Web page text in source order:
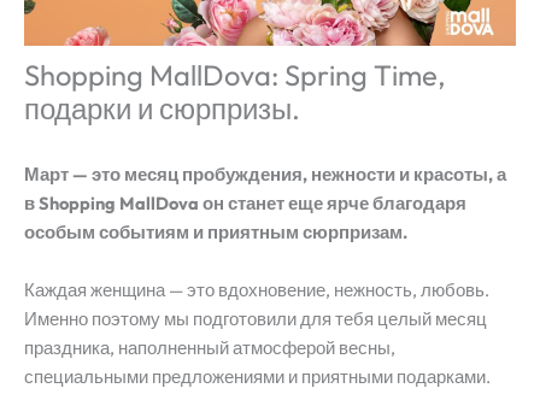
Shopping MallDova: Spring Time,
подарки и сюрпризы.
Март — это месяц пробуждения, нежности и красоты, а
в Shopping MallDova он станет еще ярче благодаря
особым событиям и приятным сюрпризам.
Каждая женщина — это вдохновение, нежность, любовь.
Именно поэтому мы подготовили для тебя целый месяц
праздника, наполненный атмосферой весны,
специальными предложениями и приятными подарками.